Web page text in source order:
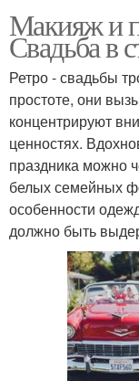
Макияж и
Свадьба в
Ретро - свадьбы
простоте, они
концентрируют
ценностях.
праздника можно
белых семейных
особенности
должно быть